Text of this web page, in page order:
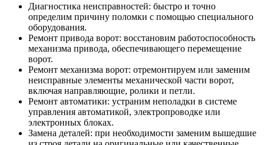
Диагностика неисправностей: быстро и точно
определим причину поломки с помощью специального
оборудования.
Ремонт привода ворот: восстановим работоспособность
механизма привода, обеспечивающего перемещение
ворот.
Ремонт механизма ворот: отремонтируем или заменим
неисправные элементы механической части ворот,
включая направляющие, ролики и петли.
Ремонт автоматики: устраним неполадки в системе
управления автоматикой, электропроводке или
электронных блоках.
Замена деталей: при необходимости заменим вышедшие